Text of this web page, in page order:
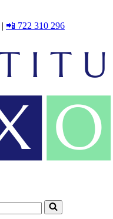
| 📲 722 310 296